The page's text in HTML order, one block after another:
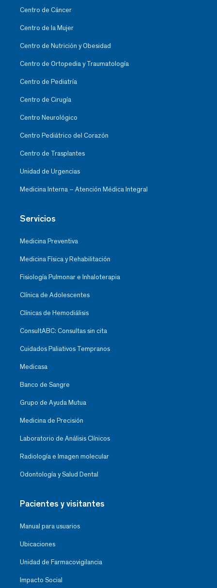
Centro de Cáncer
Centro de la Mujer
Centro de Nutrición y Obesidad
Centro de Ortopedia y Traumatología
Centro de Pediatría
Centro de Cirugía
Centro Neurológico
Centro Pediátrico del Corazón
Centro de Trasplantes
Unidad de Urgencias
Medicina Interna – Atención Médica Integral
Servicios
Medicina Preventiva
Medicina Física y Rehabilitación
Fisiología Pulmonar e Inhaloterapia
Clínica de Adolescentes
Clínicas de Hemodiálisis
ConsultABC: Consultas sin cita
Cuidados Paliativos Tempranos
Medicasa
Banco de Sangre
Grupo de Ayuda Mutua
Medicina de Precisión
Laboratorio de Análisis Clínicos
Radiología e Imagen molecular
Odontología y Salud Dental
Pacientes y visitantes
Manual para usuarios
Ubicaciones
Unidad de Farmacovigilancia
Impacto Social